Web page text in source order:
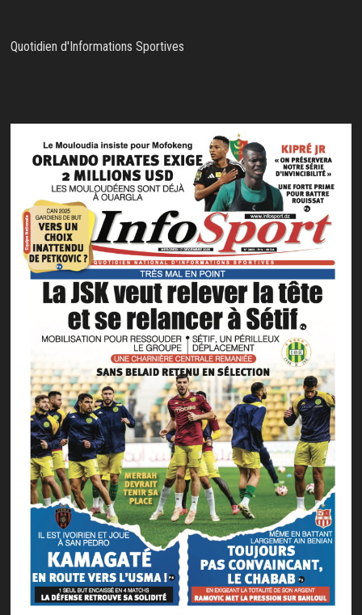
Quotidien d'Informations Sportives